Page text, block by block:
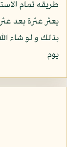
طريقه تمام
يعثر عثرة بعد
بذلك و لو شاء
يوم